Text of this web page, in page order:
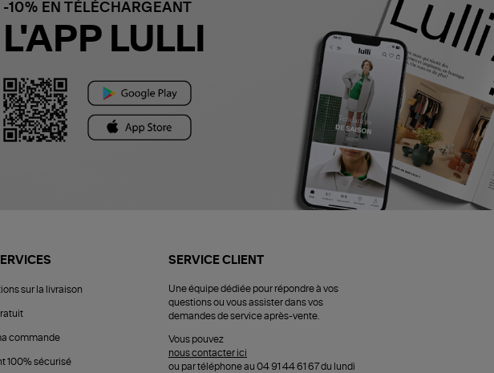
-10% EN TÉLÉCHARGEANT
L'APP LULLI
sur la livraison
commande
100% sécurisé
SERVICE CLIENT
Une équipe dédiée pour répondre à vos
questions ou vous assister dans vos
demandes de service après-vente.
Vous pouvez
nous contacter ici
ou par téléphone au 04 91 44 61 67 du lundi